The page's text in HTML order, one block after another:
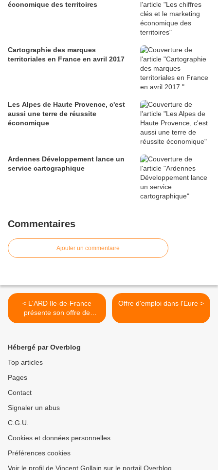
économique des territoires
Cartographie des marques
territoriales en France en avril 2017
Les Alpes de Haute Provence, c'est
aussi une terre de réussite
économique
Ardennes Développement lance un
service cartographique
Commentaires
Ajouter un commentaire
< L'ARD Ile-de-France
présente son offre de
services en vidéo
Offre d'emploi dans l'Eure >
Hébergé par Overblog
Top articles
Pages
Contact
Signaler un abus
C.G.U.
Cookies et données personnelles
Préférences cookies
Voir le profil de Vincent Gollain sur le portail Overblog